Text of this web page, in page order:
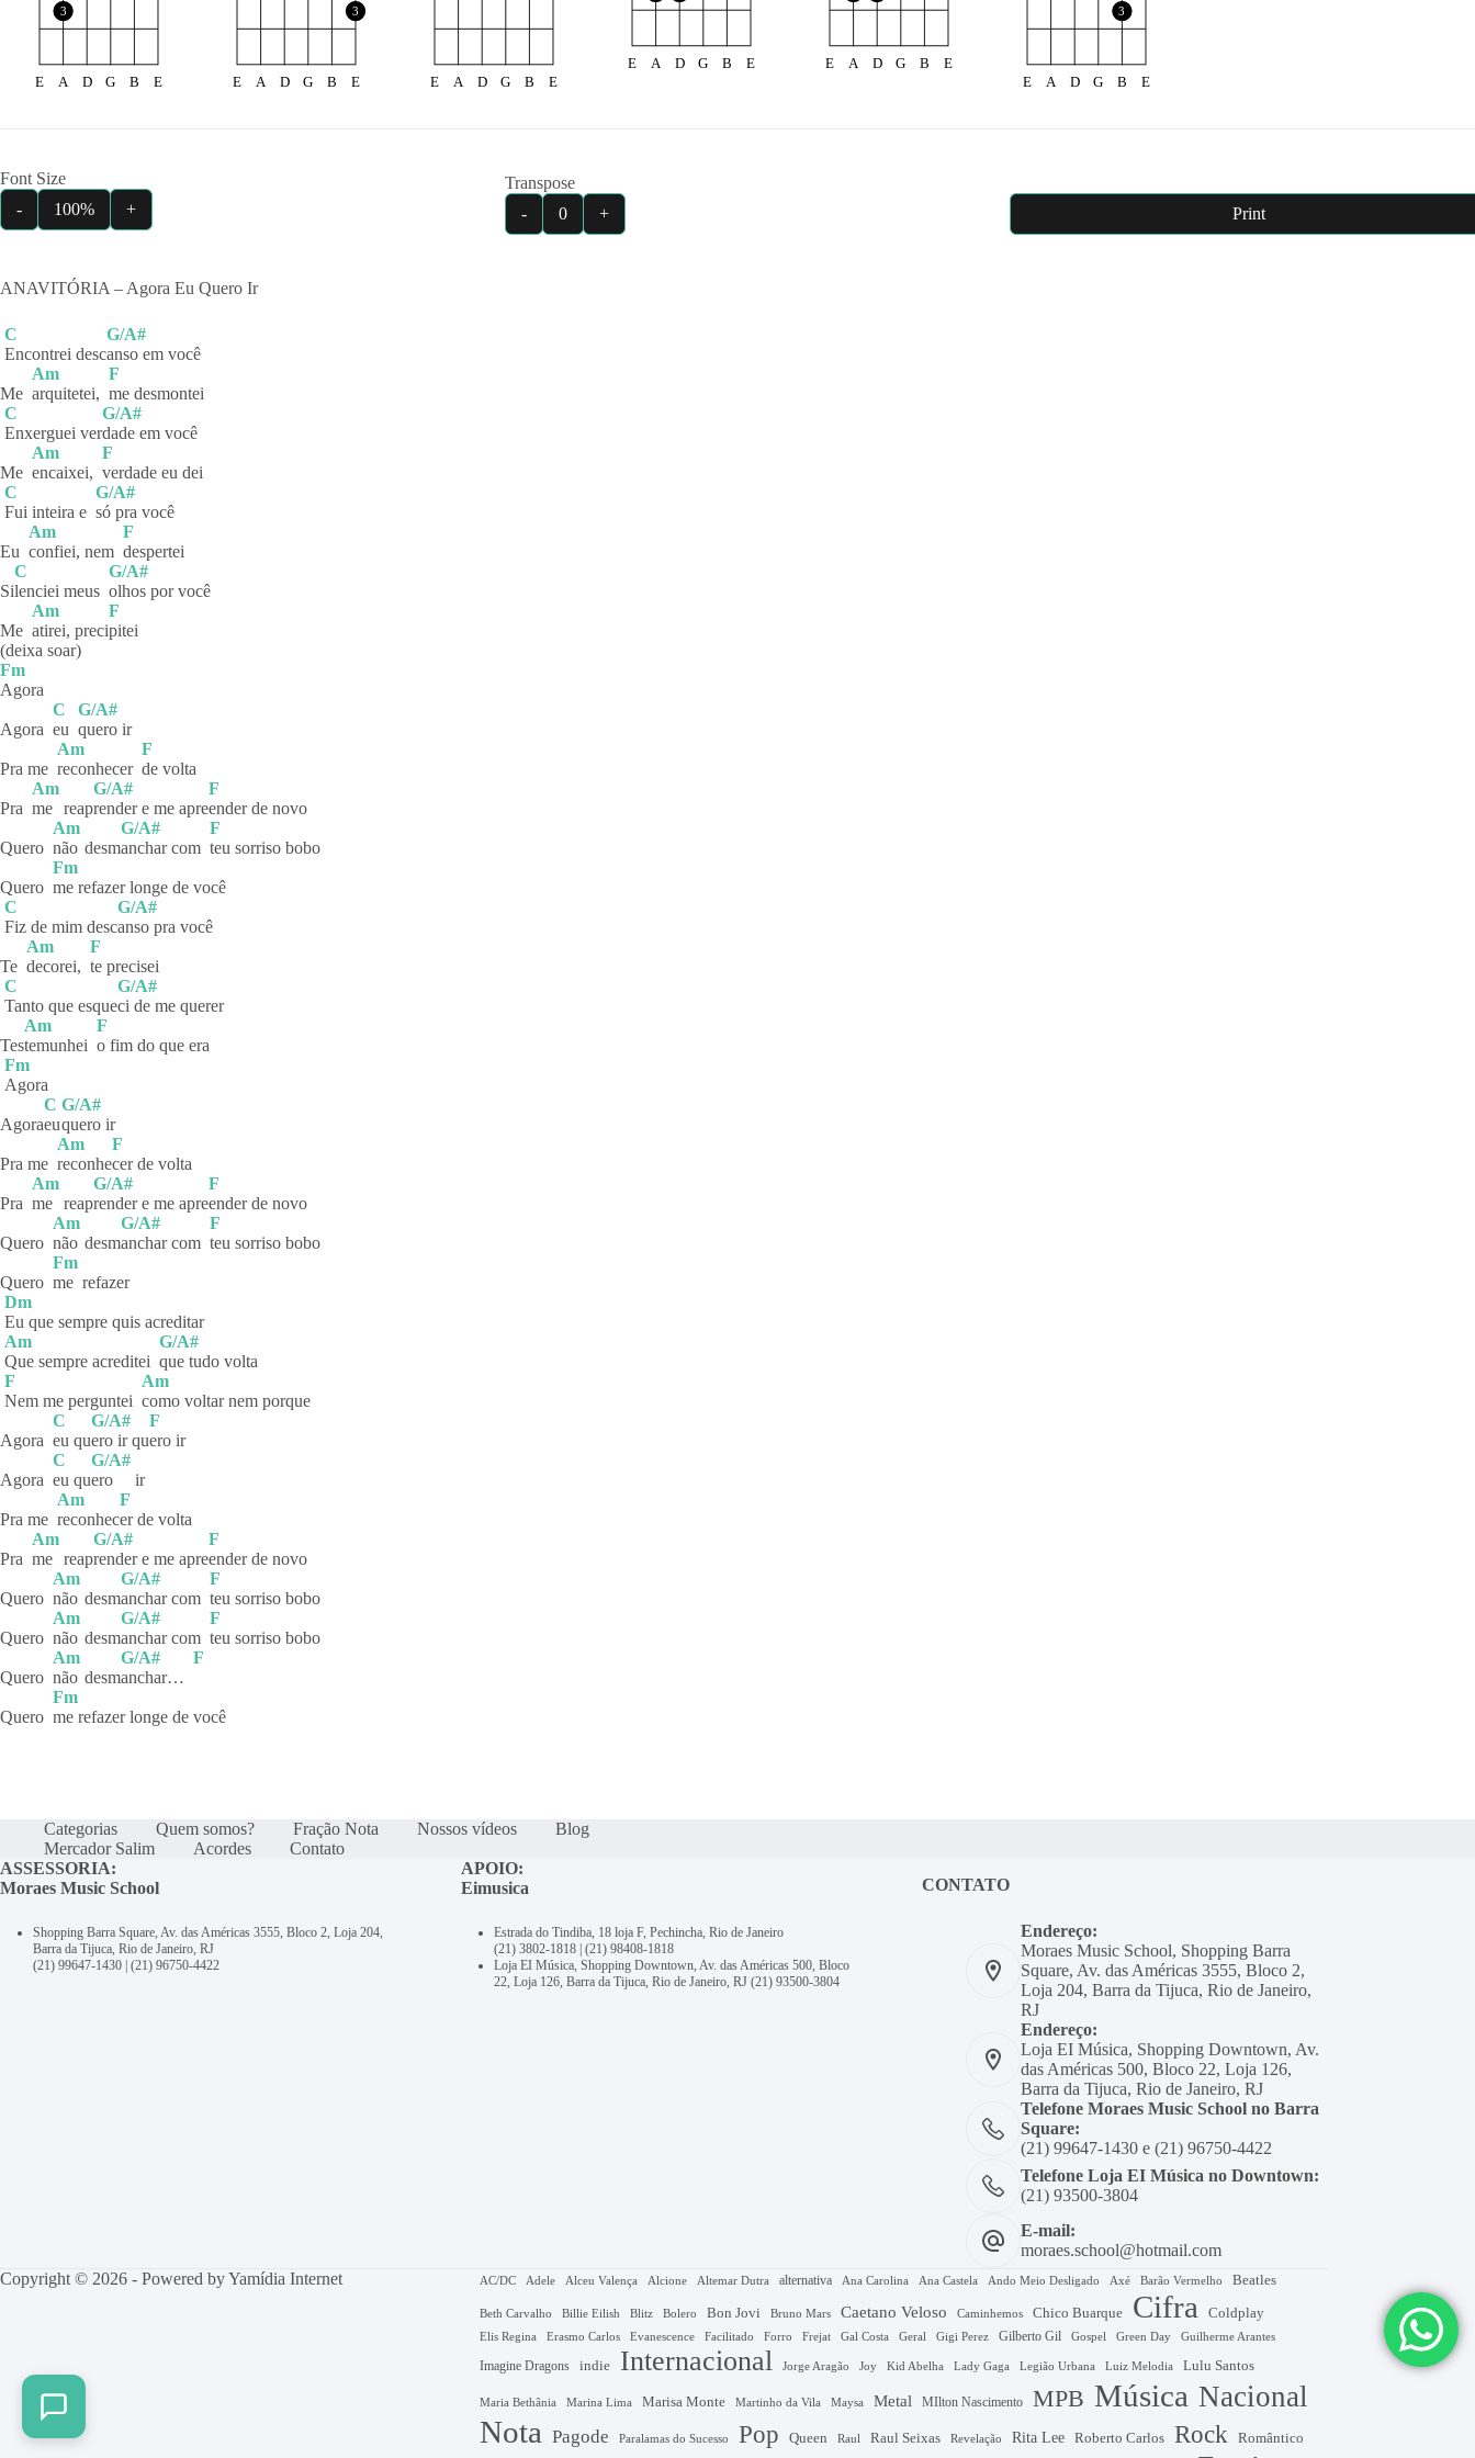
3
E A D G B E
3
E A D G B E E A D G B E
E A D G B E E A D G B E
3
E A D G B E
Font Size
-
100% +
Transpose
-
0 + Print
ANAVITÓRIA – Agora Eu Quero Ir
C
Encontrei desc
G/A#
anso em você
Me
Am
arquitetei,
F
me desmontei
C
Enxerguei ver
G/A#
dade em você
Me
Am
encaixei,
F
verdade eu dei
C
Fui inteira e
G/A#
só pra você
Eu
Am
confiei, nem
F
despertei
Si
C
lenciei meus
G/A#
olhos por você
Me
Am
atirei, preci
F
pitei
(deixa soar)
Fm
Agora
Agora
C
eu
G/A#
quero ir
Pra me
Am
reconhecer
F
de volta
Pra
Am
me reap
G/A#
render e me apre
F
ender de novo
Quero
Am
não desm
G/A#
anchar com
F
teu sorriso bobo
Quero
Fm
me refazer longe de você
C
Fiz de mim desc
G/A#
anso pra você
Te
Am
decorei,
F
te precisei
C
Tanto que esque
G/A#
ci de me querer
Tes
Am
temunhei
F
o fim do que era
Fm
Agora
Agora
C
eu
G/A#
quero ir
Pra me
Am
reconhe
F
cer de volta
Pra
Am
me reap
G/A#
render e me apre
F
ender de novo
Quero
Am
não desm
G/A#
anchar com
F
teu sorriso bobo
Quero
Fm
me refazer
Dm
Eu que sempre quis acreditar
Am
Que sempre acreditei
G/A#
que tudo volta
F
Nem me perguntei
Am
como voltar nem porque
Agora
C
eu qu
G/A#
ero ir qu
F
ero ir
Agora
C
eu qu
G/A#
ero
ir
Pra me
Am
reconhec
F
er de volta
Pra
Am
me reap
G/A#
render e me apre
F
ender de novo
Quero
Am
não desm
G/A#
anchar com
F
teu sorriso bobo
Quero
Am
não desm
G/A#
anchar com
F
teu sorriso bobo
Quero
Am
não desm
G/A#
anchar…
F
Quero
Fm
me refazer longe de você
Categorias Quem somos? Fração Nota Nossos vídeos
Blog
Mercador Salim
Acordes
Contato
ASSESSORIA:
Moraes Music School
Shopping Barra Square, Av. das Américas 3555, Bloco 2, Loja 204,
Barra da Tijuca, Rio de Janeiro, RJ
(21) 99647-1430 | (21) 96750-4422
APOIO:
Eimusica
Estrada do Tindiba, 18 loja F, Pechincha, Rio de Janeiro
(21) 3802-1818| (21) 98408-1818
Loja EI Música, Shopping Downtown, Av. das Américas 500, Bloco
22, Loja 126, Barra da Tijuca, Rio de Janeiro, RJ (21) 93500-3804
CONTATO
Endereço:
Moraes Music School, Shopping Barra
Square, Av. das Américas 3555, Bloco 2,
Loja 204, Barra da Tijuca, Rio de Janeiro,
RJ
Endereço:
Loja EI Música, Shopping Downtown, Av.
das Américas 500, Bloco 22, Loja 126,
Barra da Tijuca, Rio de Janeiro, RJ
Telefone Moraes Music School no Barra
Square:
(21) 99647-1430 e (21) 96750-4422
Telefone Loja EI Música no Downtown:
(21) 93500-3804
E-mail:
moraes.school@hotmail.com
Copyright © 2026 - Powered byYamídia Internet AC/DC Adele Alceu Valença Alcione Altemar Dutra alternativa Ana Carolina Ana Castela Ando Meio Desligado Axé Barão Vermelho Beatles
Beth Carvalho Billie Eilish Blitz Bolero Bon Jovi Bruno Mars Caetano Veloso Caminhemos Chico Buarque Cifra Coldplay
Elis Regina Erasmo Carlos Evanescence Facilitado Forro Frejat Gal Costa Geral Gigi Perez Gilberto Gil Gospel Green Day Guilherme Arantes
Imagine Dragons indie Internacional Jorge Aragão Joy Kid Abelha Lady Gaga Legião Urbana Luiz Melodia Lulu Santos
Maria Bethânia Marina Lima Marisa Monte Martinho da Vila Maysa Metal MIlton Nascimento MPB Música Nacional
Nota Pagode Paralamas do Sucesso Pop Queen Raul Raul Seixas Revelação Rita Lee Roberto Carlos Rock Romântico